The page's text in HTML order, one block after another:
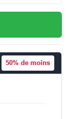
50% de moins